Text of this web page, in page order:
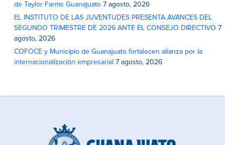
de Taylor Farms Guanajuato 7 agosto, 2026
EL INSTITUTO DE LAS JUVENTUDES PRESENTA AVANCES DEL
SEGUNDO TRIMESTRE DE 2026 ANTE EL CONSEJO DIRECTIVO 7
agosto, 2026
COFOCE y Municipio de Guanajuato fortalecen alianza por la
internacionalización empresarial 7 agosto, 2026